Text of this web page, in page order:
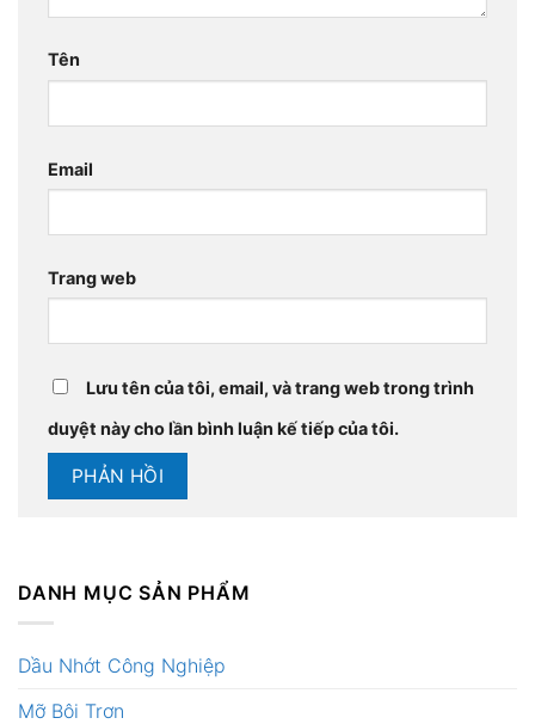
Tên
Email
Trang web
Lưu tên của tôi, email, và trang web trong trình
duyệt này cho lần bình luận kế tiếp của tôi.
DANH MỤC SẢN PHẨM
Dầu Nhớt Công Nghiệp
Mỡ Bôi Trơn